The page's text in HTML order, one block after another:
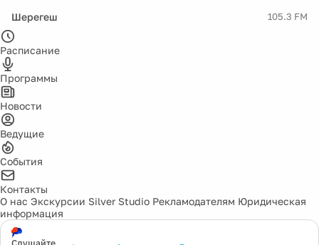
Шерегеш 105.3 FM
Расписание
Программы
Новости
Ведущие
События
Контакты
О нас Экскурсии Silver Studio Рекламодателям Юридическая
информация